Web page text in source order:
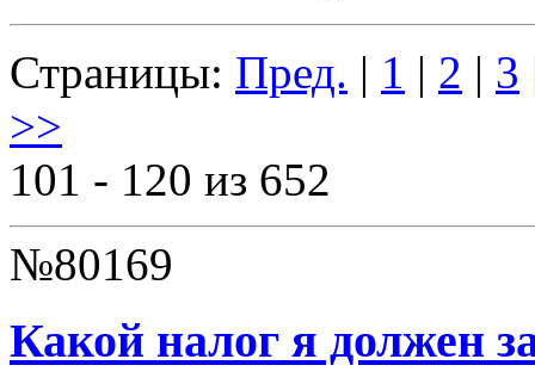
Страницы: Пред. | 1 | 2 | 3
>>
101 - 120 из 652
№80169
Какой налог я должен